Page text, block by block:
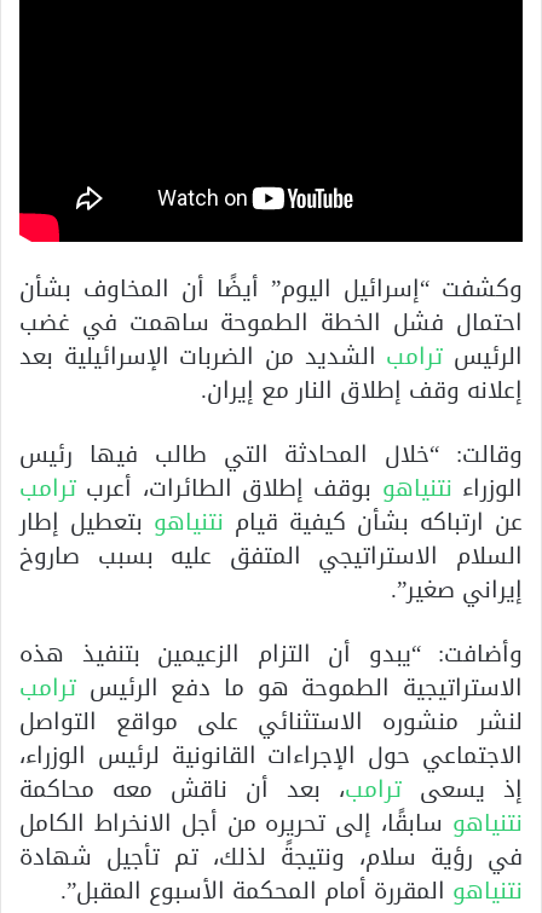
وكشفت “إسرائيل اليوم” أيضًا أن المخاوف بشأن
احتمال فشل الخطة الطموحة ساهمت في غضب
الرئيس ترامب الشديد من الضربات الإسرائيلية بعد
إعلانه وقف إطلاق النار مع إيران.
وقالت: “خلال المحادثة التي طالب فيها رئيس
الوزراء نتنياهو بوقف إطلاق الطائرات، أعرب ترامب
عن ارتباكه بشأن كيفية قيام نتنياهو بتعطيل إطار
السلام الاستراتيجي المتفق عليه بسبب صاروخ
إيراني صغير”.
وأضافت: “يبدو أن التزام الزعيمين بتنفيذ هذه
الاستراتيجية الطموحة هو ما دفع الرئيس ترامب
لنشر منشوره الاستثنائي على مواقع التواصل
الاجتماعي حول الإجراءات القانونية لرئيس الوزراء،
إذ يسعى ترامب، بعد أن ناقش معه محاكمة
نتنياهو سابقًا، إلى تحريره من أجل الانخراط الكامل
في رؤية سلام، ونتيجةً لذلك، تم تأجيل شهادة
نتنياهو المقررة أمام المحكمة الأسبوع المقبل”.